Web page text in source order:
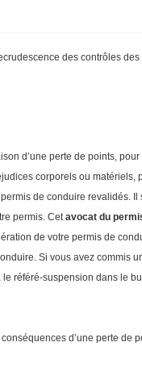
des contrôles des
d’une perte de points,
corporels ou matériels,
de conduire revalidés. Il
permis. Cetavocat du
de votre permis de
Si vous avez commis
référé-suspension dans le
d’une perte de